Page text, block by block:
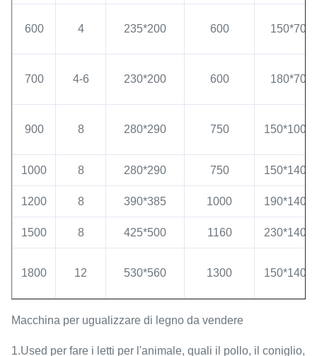
600 4 235*200 600 150*70*8
700 4-6 230*200 600 180*70*8
900 8 280*290 750
1000 8 280*290 750
1200 8 390*385 1000
1500 8 425*500 1160
1800 12 530*560 1300
Macchina per ugualizzare di legno da vendere
1.Used per fare i letti per l'animale, quali il pollo, il coniglio,